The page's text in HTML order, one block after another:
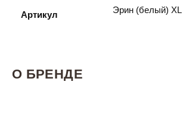
Артикул
Эрин (белый)
О БРЕНДЕ